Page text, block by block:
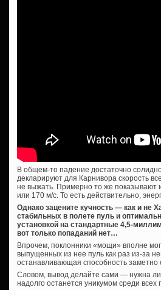
В общем-то падение достаточно
декларируют для Карнивора скорость
не выжать. Примерно то же показывают
или 170 м/с. То есть действительно,
Однако зацените кучность — как и
стабильных в полете пуль и
установкой на стандартные 4,5-
вот только попаданий нет…
Впрочем, поклонники «мощи» вполне
выпущенных из нее пуль как раз из-за
останавливающая способность заметно
Словом, вывод делайте сами — нужна ли
надолго останется уникумом среди